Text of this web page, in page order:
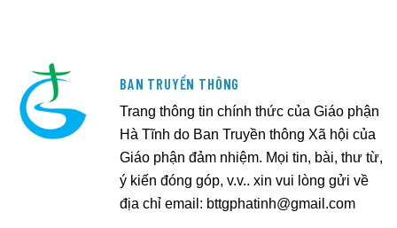
BAN TRUYỀN THÔNG
Trang thông tin chính thức của Giáo phận
Hà Tĩnh do Ban Truyền thông Xã hội của
Giáo phận đảm nhiệm. Mọi tin, bài, thư từ,
ý kiến đóng góp, v.v.. xin vui lòng gửi về
địa chỉ email: bttgphatinh@gmail.com